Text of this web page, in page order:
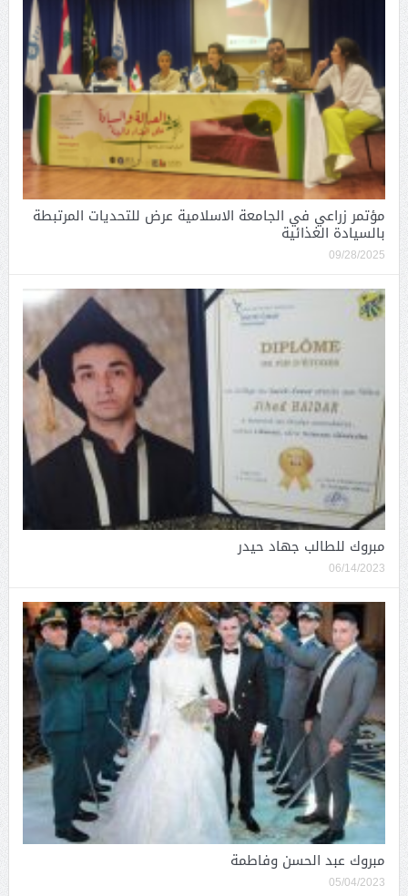
مؤتمر زراعي في الجامعة الاسلامية عرض للتحديات المرتبطة
بالسيادة الغذائية
09/28/2025
مبروك للطالب جهاد حيدر
06/14/2023
مبروك عبد الحسن وفاطمة
05/04/2023